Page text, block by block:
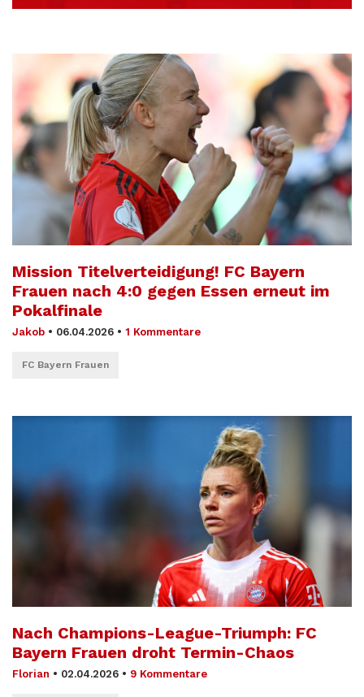
Mission Titelverteidigung! FC Bayern
Frauen nach 4:0 gegen Essen erneut im
Pokalfinale
Jakob • 06.04.2026 • 1 Kommentare
FC Bayern Frauen
Nach Champions-League-Triumph: FC
Bayern Frauen droht Termin-Chaos
Florian • 02.04.2026 • 9 Kommentare